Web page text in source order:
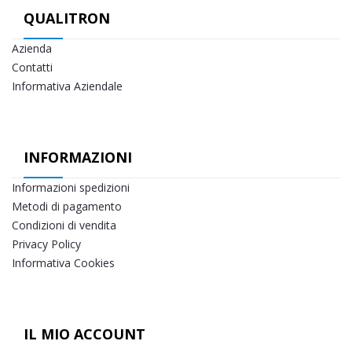
QUALITRON
Azienda
Contatti
Informativa Aziendale
INFORMAZIONI
Informazioni spedizioni
Metodi di pagamento
Condizioni di vendita
Privacy Policy
Informativa Cookies
IL MIO ACCOUNT